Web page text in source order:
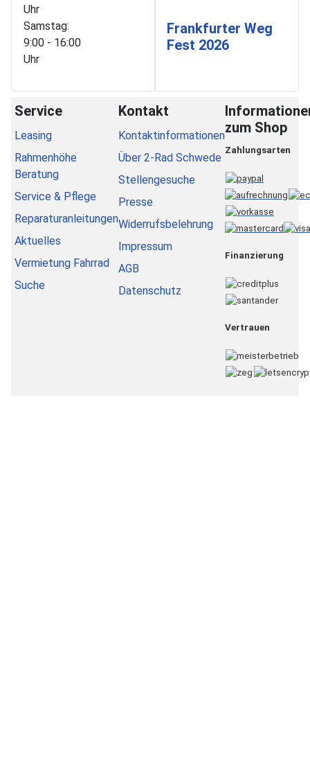
Uhr
Samstag:
9:00 - 16:00
Uhr
Frankfurter Weg
Fest 2026
Service
Leasing
Rahmenhöhe
Beratung
Service & Pflege
Reparaturanleitungen
Aktuelles
Vermietung Fahrrad
Suche
Kontakt
Kontaktinformationen
Über 2-Rad Schwede
Stellengesuche
Presse
Widerrufsbelehrung
Impressum
AGB
Datenschutz
zum Shop
Zahlungsarten
Finanzierung
Vertrauen